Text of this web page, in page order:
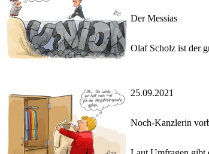
Der Messias
Olaf Scholz ist der
25.09.2021
Noch-Kanzlerin